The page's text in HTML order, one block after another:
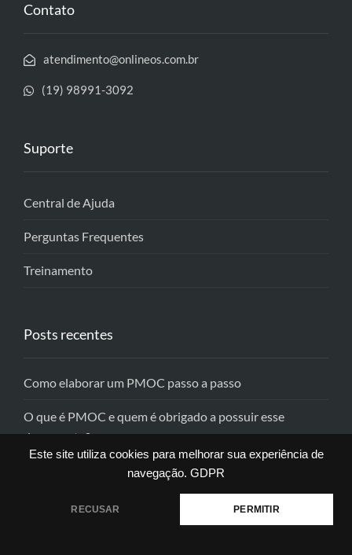
Este site utiliza cookies para melhorar sua experiência de
navegação. GDPR
RECUSAR PERMITIR
Contato
atendimento@onlineos.com.br
(19) 98991-3092
Suporte
Central de Ajuda
Perguntas Frequentes
Treinamento
Posts recentes
Como elaborar um PMOC passo a passo
O que é PMOC e quem é obrigado a possuir esse
documento?